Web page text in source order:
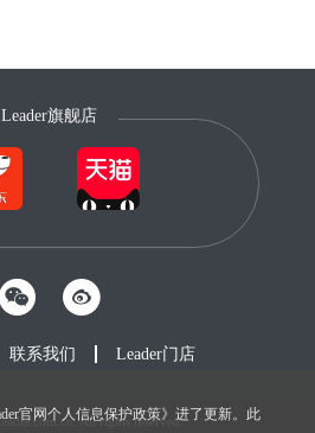
官网个人信息保护政策》进了更新。此
Leader旗舰店
联系我们 Leader门店
All rights reserved.